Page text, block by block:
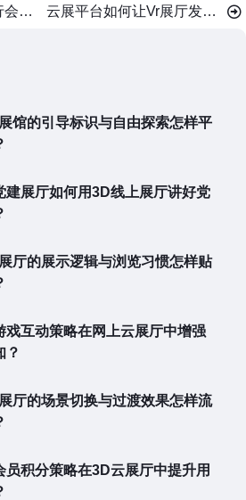
广州举行单车VR骑行会，新奇亮眼！ 云展平台如何让Vr展厅发光发热？
馆的引导标识与自由探索怎样平
建展厅如何用3D线上展厅讲好党
厅的展示逻辑与浏览习惯怎样贴
戏互动策略在网上云展厅中增强
？
厅的场景切换与过渡效果怎样流
员积分策略在3D云展厅中提升用